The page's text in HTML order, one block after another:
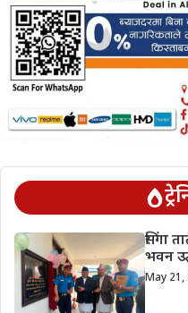
सिंगा
भवन
May 21,